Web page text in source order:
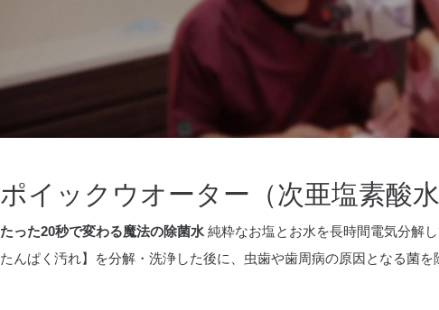
院内紹介
感染予防対策について
徹底した滅菌
感染予防のスペシャリスト
ポセイドンシステムその1
最新医療設備
歯周病治療
矯正歯科
小児歯科
ワンランク上の入れ歯
入れ歯のQ&A
院内掲示板
インプラントブログ
歯周病コラム
ホワイトニング・審美
院長ブログ
かむかむレシピ
今週のボード情報
歯科お役立ちコーナー
ポイックウオーター（次亜塩素酸水
たった20秒で変わる魔法の除菌水純粋なお塩とお水を長時間電気分解
たんぱく汚れ】を分解・洗浄した後に、虫歯や歯周病の原因となる菌を